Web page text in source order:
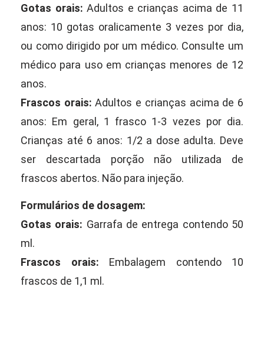
Gotas orais: Adultos e crianças acima de 11
anos: 10 gotas oralicamente 3 vezes por dia,
ou como dirigido por um médico. Consulte um
médico para uso em crianças menores de 12
anos.
Frascos orais: Adultos e crianças acima de 6
anos: Em geral, 1 frasco 1-3 vezes por dia.
Crianças até 6 anos: 1/2 a dose adulta. Deve
ser descartada porção não utilizada de
frascos abertos. Não para injeção.
Formulários de dosagem:
Gotas orais: Garrafa de entrega contendo 50
ml.
Frascos orais: Embalagem contendo 10
frascos de 1,1 ml.